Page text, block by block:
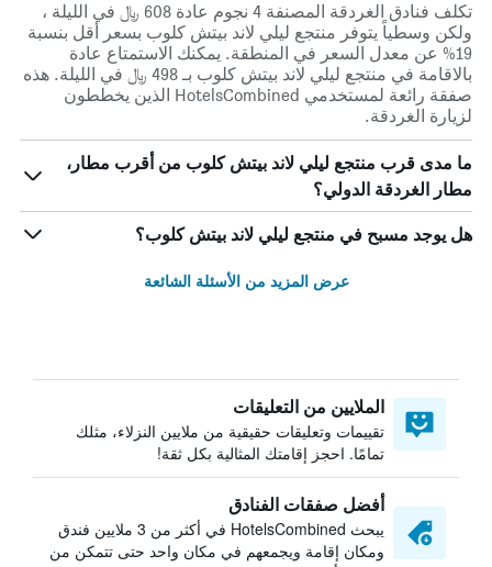
تكلف فنادق الغردقة المصنفة 4 نجوم عادة 608 ﷼ في الليلة ،
ولكن وسطياً يتوفر منتجع ليلي لاند بيتش كلوب بسعر أقل بنسبة
19% عن معدل السعر في المنطقة. يمكنك الاستمتاع عادة
بالاقامة في منتجع ليلي لاند بيتش كلوب بـ 498 ﷼ في الليلة. هذه
صفقة رائعة لمستخدمي HotelsCombined الذين يخططون
لزيارة الغردقة.
ما مدى قرب منتجع ليلي لاند بيتش كلوب من أقرب مطار،
مطار الغردقة الدولي؟
هل يوجد مسبح في منتجع ليلي لاند بيتش كلوب؟
عرض المزيد من الأسئلة الشائعة
الملايين من التعليقات
تقييمات وتعليقات حقيقية من ملايين النزلاء، مثلك
تمامًا. احجز إقامتك المثالية بكل ثقة!
أفضل صفقات الفنادق
يبحث HotelsCombined في أكثر من 3 ملايين فندق
ومكان إقامة ويجمعهم في مكان واحد حتى تتمكن من